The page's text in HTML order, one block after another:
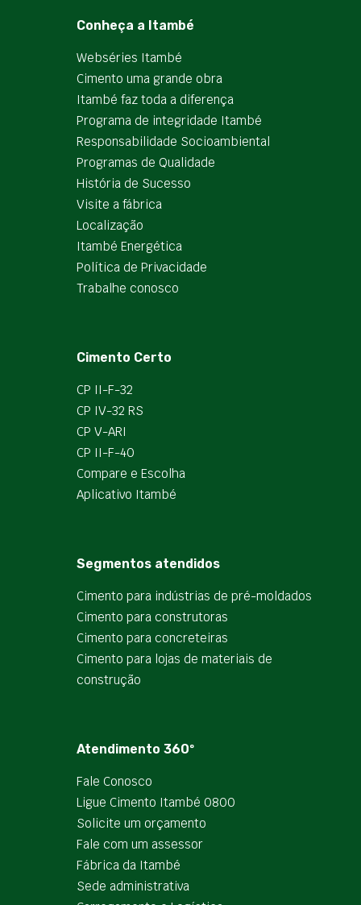
Conheça a Itambé
Webséries Itambé
Cimento uma grande obra
Itambé faz toda a diferença
Programa de integridade Itambé
Responsabilidade Socioambiental
Programas de Qualidade
História de Sucesso
Visite a fábrica
Localização
Itambé Energética
Política de Privacidade
Trabalhe conosco
Cimento Certo
CP II-F-32
CP IV-32 RS
CP V-ARI
CP II-F-40
Compare e Escolha
Aplicativo Itambé
Segmentos atendidos
Cimento para indústrias de pré-moldados
Cimento para construtoras
Cimento para concreteiras
Cimento para lojas de materiais de
construção
Atendimento 360º
Fale Conosco
Ligue Cimento Itambé 0800
Solicite um orçamento
Fale com um assessor
Fábrica da Itambé
Sede administrativa